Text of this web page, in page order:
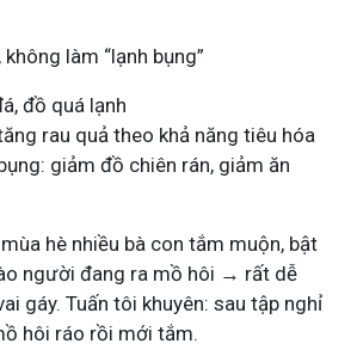
làm “lạnh bụng”
đồ quá lạnh
rau quả theo khả năng tiêu hóa
giảm đồ chiên rán, giảm ăn
hè nhiều bà con tắm muộn, bật
người đang ra mồ hôi → rất dễ
gáy. Tuấn tôi khuyên: sau tập nghỉ
hôi ráo rồi mới tắm.